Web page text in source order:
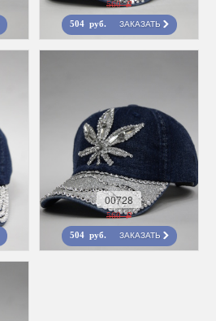
560 r
504 руб. ЗАКАЗАТЬ
00728
560 r
504 руб. ЗАКАЗАТЬ